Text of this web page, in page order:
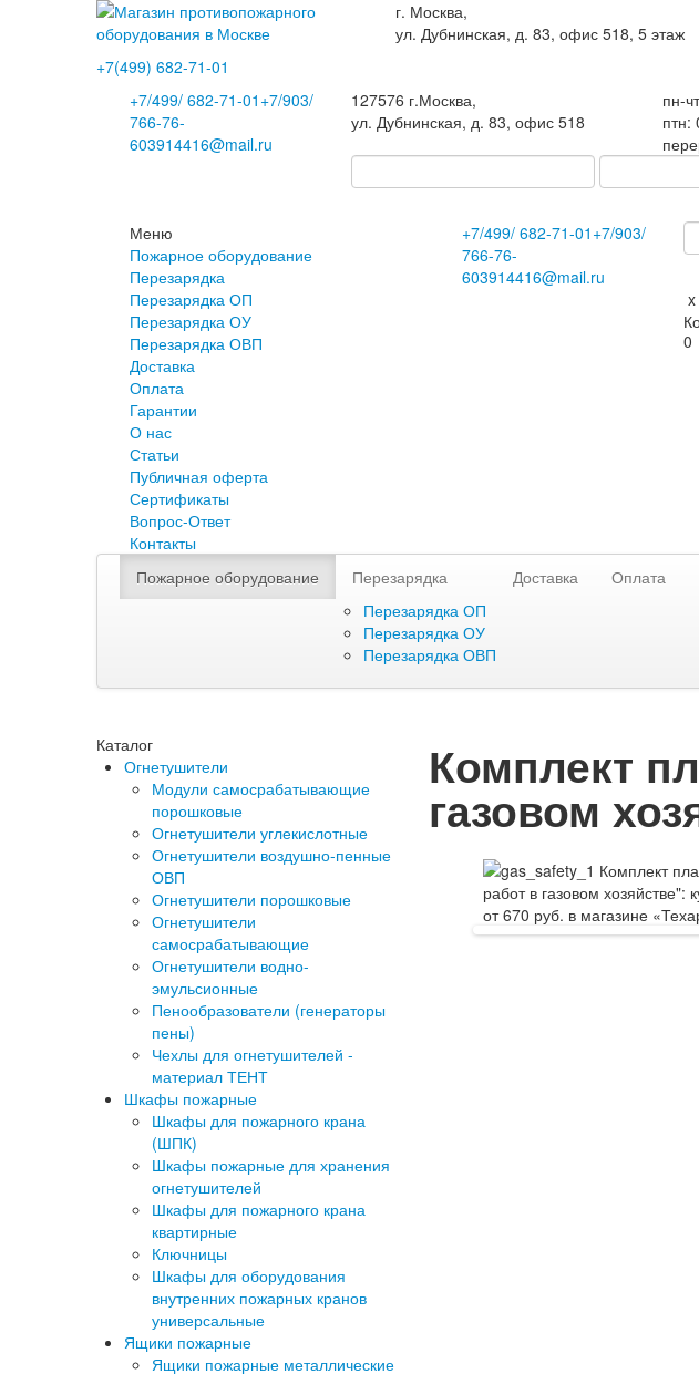
г. Москва,
ул. Дубнинская, д. 83, офис 518, 5 этаж
+7(499) 682-71-01
+7/499/ 682-71-01 +7/903/
766-76-
603914416@mail.ru
127576 г.Москва,
ул. Дубнинская, д. 83, офис 518
пн-
птн:
Меню
Пожарное оборудование
Перезарядка
Перезарядка ОП
Перезарядка ОУ
Перезарядка ОВП
Доставка
Оплата
Гарантии
О нас
Статьи
Публичная оферта
Сертификаты
Вопрос-Ответ
Контакты
+7/499/ 682-71-01 +7/903/
766-76-
603914416@mail.ru
x
0
Пожарное оборудование
Перезарядка
Перезарядка ОП
Перезарядка ОУ
Перезарядка ОВП
Доставка Оплата
Каталог
Огнетушители
Модули самосрабатывающие
порошковые
Огнетушители углекислотные
Огнетушители воздушно-пенные
ОВП
Огнетушители порошковые
Огнетушители
самосрабатывающие
Огнетушители водно-
эмульсионные
Пенообразователи (генераторы
пены)
Чехлы для огнетушителей -
материал ТЕНТ
Шкафы пожарные
Шкафы для пожарного крана
(ШПК)
Шкафы пожарные для хранения
огнетушителей
Шкафы для пожарного крана
квартирные
Ключницы
Шкафы для оборудования
внутренних пожарных кранов
универсальные
Ящики пожарные
Ящики пожарные металлические
Комплект
газовом